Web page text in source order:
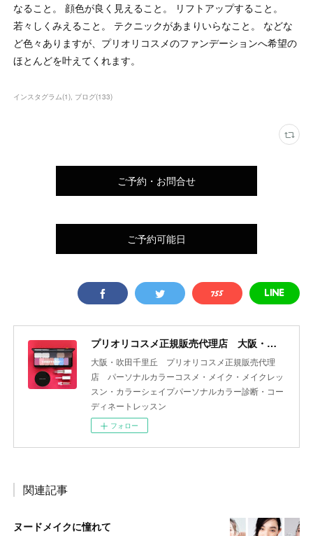
なること。 顔色が良く見えること。 リフトアップすること。
若々しくみえること。 テクニックがあまりいらなこと。 などな
ど色々ありますが、プリオリコスメのファンデーションへ希望の
ほとんどを叶えてくれます。
インスタグラム(1) ブログ(133)
ご予約・お問合せ
ご予約可能日
プリオリコスメ正規販売代理店 大阪・吹田 yourcolor+
大阪・吹田千里丘 プリオリコスメ正規販売代理
店 パーソナルカラーコスメ・メイク・メイクレッ
スン・カラーシェイプパーソナルカラー診断・コー
ディネートレッスン
フォロー
関連記事
ヌードメイクに憧れて